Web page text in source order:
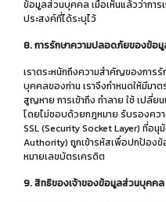
ข้อมูลส่วนบุคคล เมื่อเห็นแล้วว่าการ
ประสงค์ที่ได้ระบุไว้
8. การรักษาความปลอดภัยของข้อ
เราตระหนักถึงความสำคัญของกา
บุคคลของท่าน เราจึงกำหนดให้มีมา
สูญหาย การเข้าถึง ทำลาย ใช้ เปลี่
โดยไม่ชอบด้วยกฎหมาย รับรองคว
SSL (Security Socket Layer) ที่อนุ
Authority) ถูกเข้ารหัสเพื่อปกป้อง
หมายเลขบัตรเครดิต
9. สิทธิของเจ้าของข้อมูลส่วนบุคคล